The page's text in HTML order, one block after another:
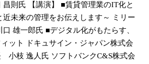
則氏 【講演】 ■賃貸管理業のIT化と
近未来の管理をお伝えします～ ミリー
雄一郎氏 ■デジタル化がもたらす、
ット ドキュサイン・ジャパン株式会
枝 逸人氏 ソフトバンクC&S株式会